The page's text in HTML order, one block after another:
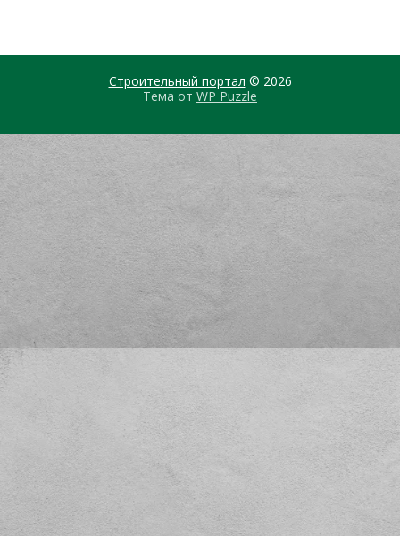
Строительный портал © 2026
Тема от WP Puzzle